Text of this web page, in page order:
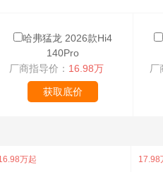
哈弗猛龙 2026款Hi4
140Pro
厂商指导价： 16.98万
获取底价
厂
万起 17.98